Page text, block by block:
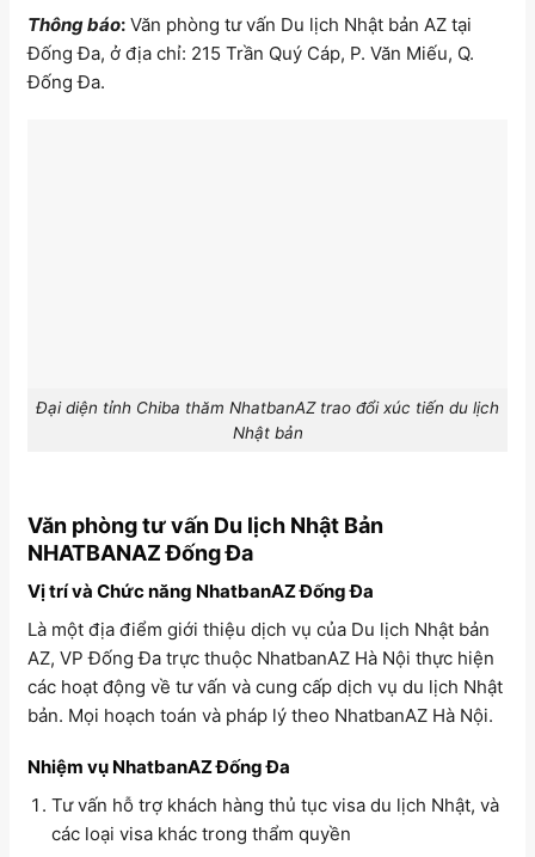
Thông báo: Văn phòng tư vấn Du lịch Nhật bản AZ tại
Đống Đa, ở địa chỉ: 215 Trần Quý Cáp, P. Văn Miếu, Q.
Đống Đa.
Đại diện tỉnh Chiba thăm NhatbanAZ trao đổi xúc tiến du lịch
Nhật bản
Văn phòng tư vấn Du lịch Nhật Bản
NHATBANAZ Đống Đa
Vị trí và Chức năng NhatbanAZ Đống Đa
Là một địa điểm giới thiệu dịch vụ của Du lịch Nhật bản
AZ, VP Đống Đa trực thuộc NhatbanAZ Hà Nội thực hiện
các hoạt động về tư vấn và cung cấp dịch vụ du lịch Nhật
bản. Mọi hoạch toán và pháp lý theo NhatbanAZ Hà Nội.
Nhiệm vụ NhatbanAZ Đống Đa
Tư vấn hỗ trợ khách hàng thủ tục visa du lịch Nhật, và
các loại visa khác trong thẩm quyền